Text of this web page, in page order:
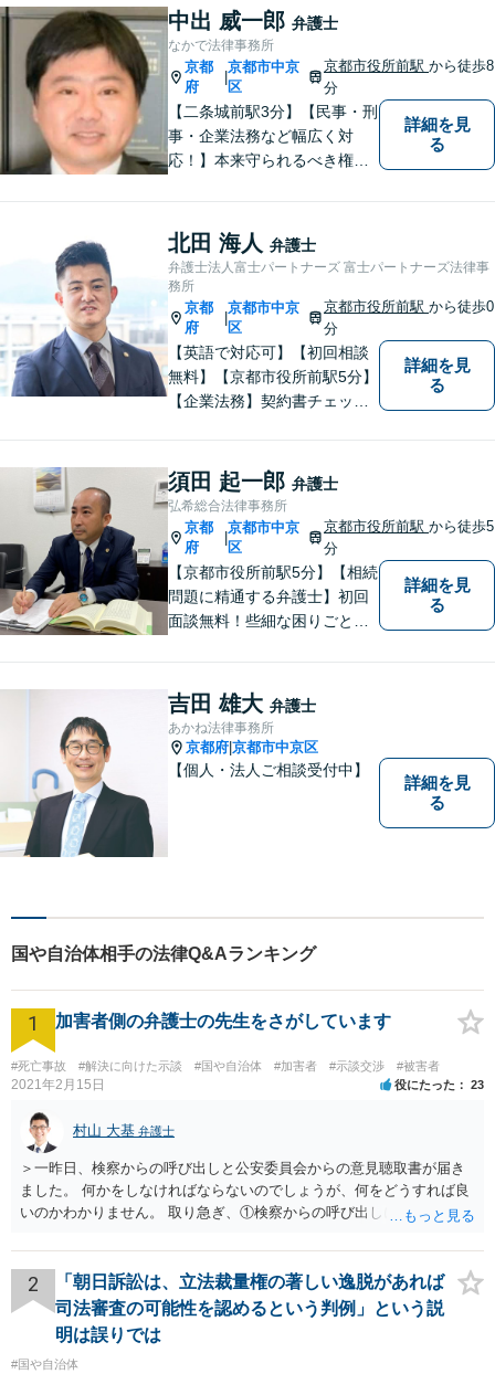
提案できるよう尽力していま
す。【「京都市役所前駅」3番
出口6分】【駐車場あり】
中出 威一郎 弁護士
なかで法律事務所
京都
府
京都市中京
区
京都市役所前駅から徒歩8
分
【二条城前駅3分】【民事・刑
事・企業法務など幅広く対
応！】本来守られるべき権
う、これまでの経験を活かし
弁護してまいります。お一人
お一人の心情に寄り添いま
す。まずはご相談ください。
【完全個室】
詳細を見
る
北田 海人 弁護士
弁護士法人富士パートナーズ 富士パートナーズ法律事
務所
京都
府
京都市中京
区
京都市役所前駅から徒歩0
分
【英語で対応可】【初回相談
無料】【京都市役所前駅5分】
【企業法務】契約書チェッ
導、フリーランス・スタート
アップ支援など、幅広いご相
談に対応【税務訴訟】税務調
査対応、タックスプランニン
グなど。
詳細を見
る
須田 起一郎 弁護士
弘希総合法律事務所
京都
府
京都市中京
区
京都市役所前駅から徒歩5
分
【京都市役所前駅5分】【相続
問題に精通する弁護士】初回
面談無料！些細な困りごと
ラブル防止に。皆様のお困り
ごとに真摯に向き合い、問題
解決へと導いてまいります。
まずはご相談ください。
詳細を見
る
吉田 雄大 弁護士
あかね法律事務所
京都府 京都市中京区
【個人・法人ご相談受付中】
詳細を見
る
国や自治体相手の法律Q&Aランキング
1 加害者側の弁護士の先生をさがしています
#死亡事故 #解決に向けた示談 #国や自治体 #加害者 #示談交渉 #被害者
2021年2月15日 役にたった 23
村山 大基 弁護士
＞一昨日、検察からの呼び出しと公安委員会からの意見聴取書が届き
ました。 何かをしなければならないのでしょうが、何をどうすれば良
いのかわかりません。 取り急ぎ、①検察からの呼び出しにはきちんと
いいと思います。 ＞示談と刑事の両方を相談できる弁護士の先生をさ
がしております。 ネットでさがすとあまりの多さに戸惑っておりま
す。 どの方にお願いしても同じなのでしょうか。 話してみた感じや説
明など、いろいろ考慮して判断することになります。 書類が届いたば
かりで不安でしょうから、どこかしら相談に行ってみると良いと思い
ます。 複数の弁護士に相談されて決められるケースもありますし、は
2
「朝日訴訟は、立法裁量権の著しい逸脱があれば
司法審査の可能性を認めるという判例」という説
明は誤りでは
#国や自治体